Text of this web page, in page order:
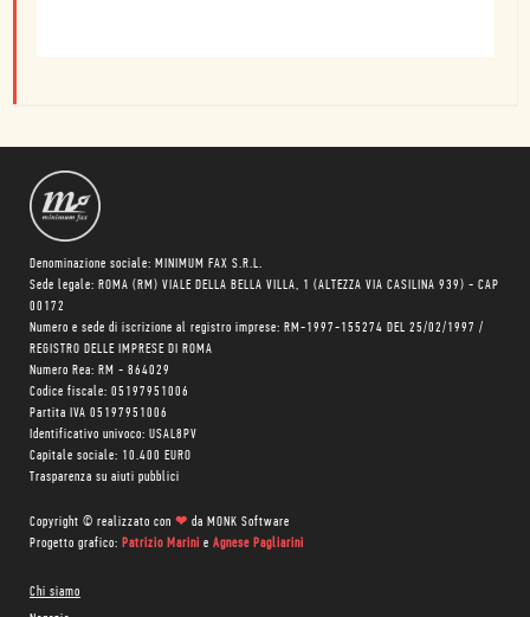
Denominazione sociale: MINIMUM FAX S.R.L.
Sede legale: ROMA (RM) VIALE DELLA BELLA VILLA, 1 (ALTEZZA VIA CASILINA 939) - CAP
00172
Numero e sede di iscrizione al registro imprese: RM-1997-155274 DEL 25/02/1997 /
REGISTRO DELLE IMPRESE DI ROMA
Numero Rea: RM - 864029
Codice fiscale: 05197951006
Partita IVA 05197951006
Identificativo univoco: USAL8PV
Capitale sociale: 10.400 EURO
Trasparenza su aiuti pubblici
Copyright © realizzato con ❤ da MONK Software
Progetto grafico: Patrizio Marini e Agnese Pagliarini
Chi siamo